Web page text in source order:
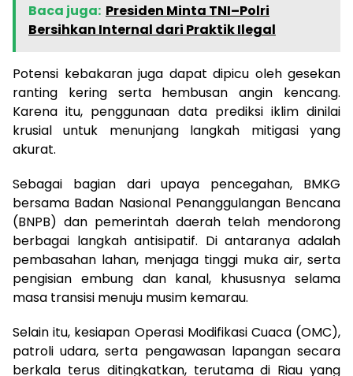
Baca juga: Presiden Minta TNI–Polri
Bersihkan Internal dari Praktik Ilegal
Potensi kebakaran juga dapat dipicu oleh gesekan
ranting kering serta hembusan angin kencang.
Karena itu, penggunaan data prediksi iklim dinilai
krusial untuk menunjang langkah mitigasi yang
akurat.
Sebagai bagian dari upaya pencegahan, BMKG
bersama Badan Nasional Penanggulangan Bencana
(BNPB) dan pemerintah daerah telah mendorong
berbagai langkah antisipatif. Di antaranya adalah
pembasahan lahan, menjaga tinggi muka air, serta
pengisian embung dan kanal, khususnya selama
masa transisi menuju musim kemarau.
Selain itu, kesiapan Operasi Modifikasi Cuaca (OMC),
patroli udara, serta pengawasan lapangan secara
berkala terus ditingkatkan, terutama di Riau yang